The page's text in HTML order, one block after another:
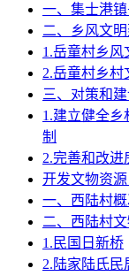
一、集士港
二、乡风文
1.岳童村乡风
2.岳童村乡村
三、对策和
1.建立健全
制
2.完善和改进
开发文物资
一、西陆村
二、西陆村
1.民国日新桥
2.陆家陆氏民